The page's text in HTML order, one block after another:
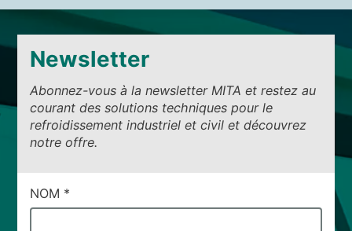
Newsletter
Abonnez-vous à la newsletter MITA et restez au
courant des solutions techniques pour le
refroidissement industriel et civil et découvrez
notre offre.
CAMPI
DI
NOM *